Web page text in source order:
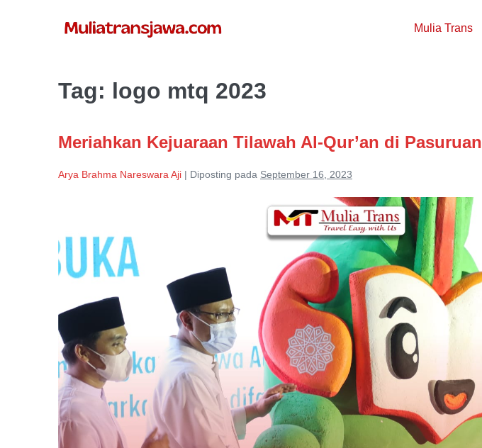
Mulia Trans
Tag: logo mtq 2023
Meriahkan Kejuaraan Tilawah Al-Qur’an di Pasuruan
Arya Brahma Nareswara Aji | Diposting pada September 16, 2023
Tilawah
Al-
Qur’an